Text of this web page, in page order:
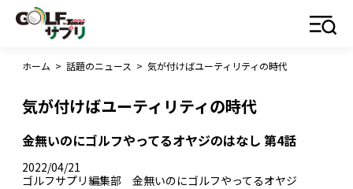
ホーム > 話題のニュース > 気が付けばユーティリティの時代
気が付けばユーティリティの時代
金無いのにゴルフやってるオヤジのはなし 第4話
2022/04/21
ゴルフサプリ編集部 金無いのにゴルフやってるオヤジ